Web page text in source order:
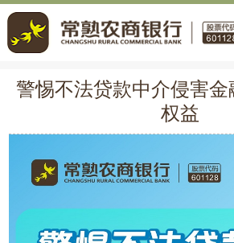
警惕不法贷款中介侵害
权益